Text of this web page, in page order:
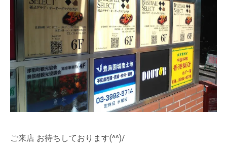
ご来店 お待ちしております(^^)/